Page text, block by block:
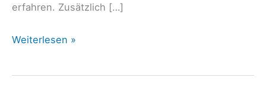
erfahren. Zusätzlich […]
ohne
leben
Weiterlesen »